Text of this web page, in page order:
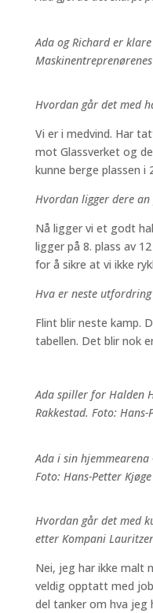
Ada og Richard er
Hvordan går det med
Vi er i medvind. Har
mot Glassverket og
kunne berge plassen i
Hvordan ligger dere
Nå ligger vi et godt
ligger på 8. plass av
for å sikre at vi ikke
Hva er neste
Flint blir neste kamp.
tabellen. Det blir nok
Ada spiller for Halden
Rakkestad. Foto: Hans-
Ada i sin
Foto: Hans-Petter Kjøge
Hvordan går det med
etter Kompani
Nei, jeg har ikke malt
veldig opptatt med
del tanker om hva jeg